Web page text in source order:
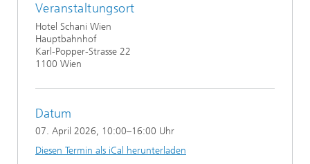
Veranstaltungsort
Hotel Schani Wien
Hauptbahnhof
Karl-Popper-Strasse 22
1100 Wien
Datum
07. April 2026, 10:00–16:00 Uhr
Diesen Termin als iCal herunterladen